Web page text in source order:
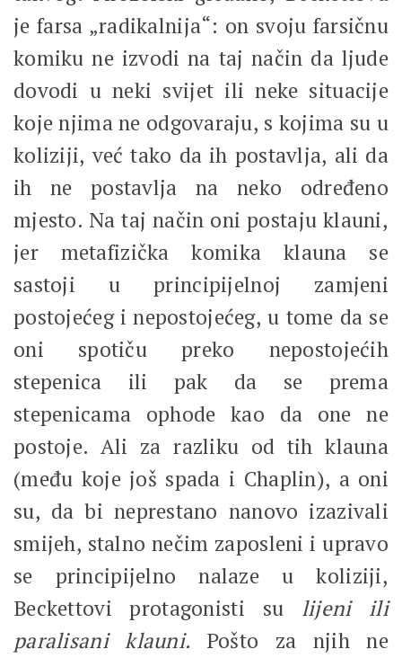
je farsa „radikalnija“: on svoju farsičnu
komiku ne izvodi na taj način da ljude
dovodi u neki svijet ili neke situacije
koje njima ne odgovaraju, s kojima su u
koliziji, već tako da ih postavlja, ali da
ih ne postavlja na neko određeno
mjesto. Na taj način oni postaju klauni,
jer metafizička komika klauna se
sastoji u principijelnoj zamjeni
postojećeg i nepostojećeg, u tome da se
oni spotiču preko nepostojećih
stepenica ili pak da se prema
stepenicama ophode kao da one ne
postoje. Ali za razliku od tih klauna
(među koje još spada i Chaplin), a oni
su, da bi neprestano nanovo izazivali
smijeh, stalno nečim zaposleni i upravo
se principijelno nalaze u koliziji,
Beckettovi protagonisti su lijeni ili
paralisani klauni. Pošto za njih ne